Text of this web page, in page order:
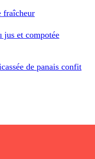
fraîcheur
jus et compotée
de panais confit